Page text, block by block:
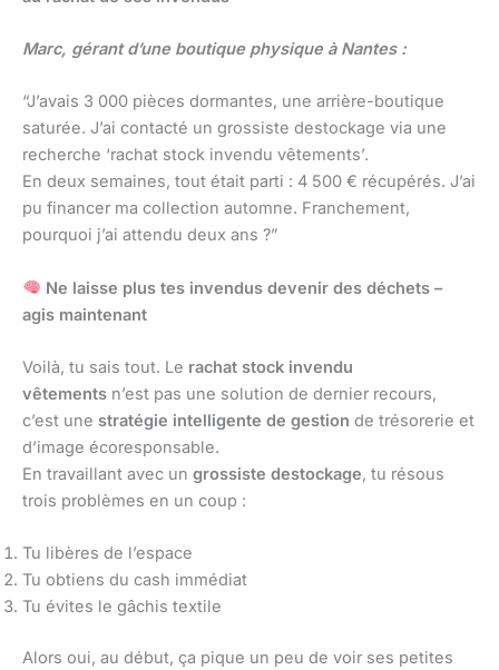
Marc, gérant d’une boutique physique à Nantes :
“J’avais 3 000 pièces dormantes, une arrière-boutique
saturée. J’ai contacté un grossiste destockage via une
recherche ‘rachat stock invendu vêtements’.
En deux semaines, tout était parti : 4 500 € récupérés. J’ai
pu financer ma collection automne. Franchement,
pourquoi j’ai attendu deux ans ?”
Ne laisse plus tes invendus devenir des déchets –
agis maintenant
Voilà, tu sais tout. Le rachat stock invendu
vêtements n’est pas une solution de dernier recours,
c’est une stratégie intelligente de gestion de trésorerie et
d’image écoresponsable.
En travaillant avec un grossiste destockage, tu résous
trois problèmes en un coup :
Tu libères de l’espace
Tu obtiens du cash immédiat
Tu évites le gâchis textile
Alors oui, au début, ça pique un peu de voir ses petites